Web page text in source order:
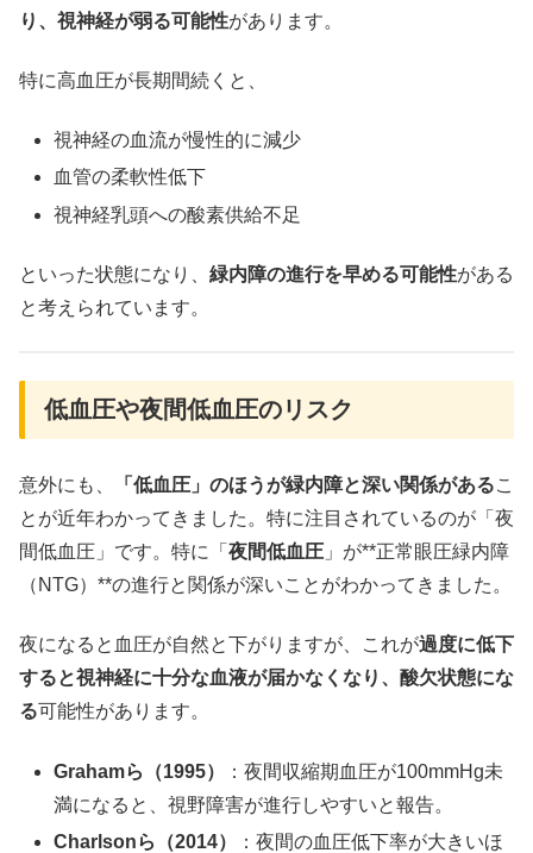
り、視神経が弱る可能性があります。
特に高血圧が長期間続くと、
視神経の血流が慢性的に減少
血管の柔軟性低下
視神経乳頭への酸素供給不足
といった状態になり、 緑内障の進行を早める可能性がある
と考えられています。
低血圧や夜間低血圧のリスク
意外にも、 「低血圧」のほうが緑内障と深い関係があるこ
とが近年わかってきました。特に注目されているのが「夜
間低血圧」です。特に「 夜間低血圧 」が**正常眼圧緑内障
（NTG）**の進行と関係が深いことがわかってきました。
夜になると血圧が自然と下がりますが、これが過度に低下
すると視神経に十分な血液が届かなくなり、酸欠状態にな
る可能性があります。
Grahamら（1995）
：夜間収縮期血圧が100mmHg未
満になると、視野障害が進行しやすいと報告。
Charlsonら（2014）
：夜間の血圧低下率が大きいほ